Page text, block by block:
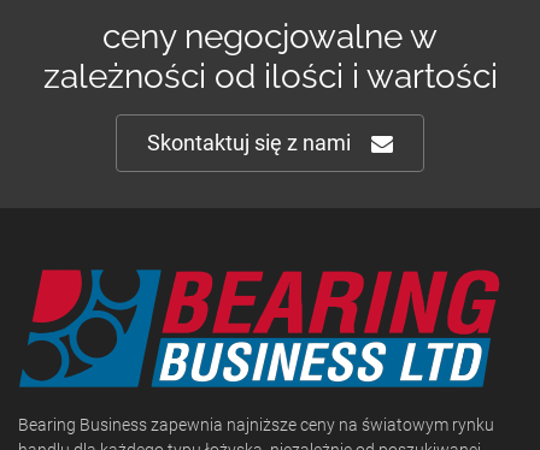
ceny negocjowalne w
zależności od ilości i wartości
Skontaktuj się z nami
Bearing Business zapewnia najniższe ceny na światowym rynku